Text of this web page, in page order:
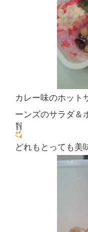
カレー味のホット
ーンズのサラダ＆
どれもとっても